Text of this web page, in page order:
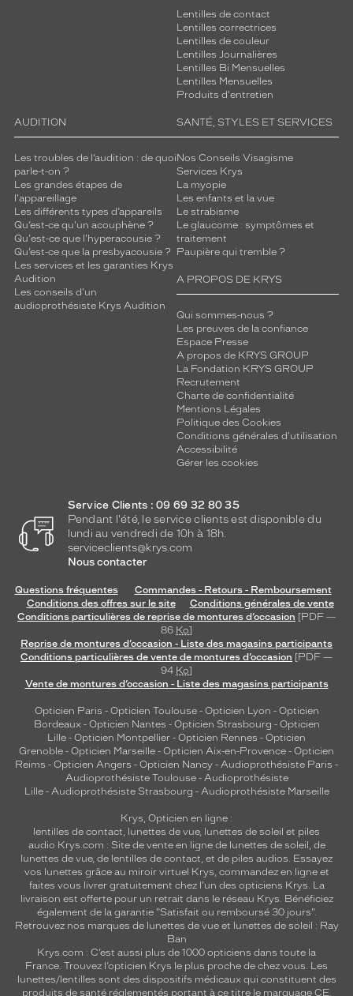
Lentilles de contact
Lentilles correctrices
Lentilles de couleur
Lentilles Journalières
Lentilles Bi Mensuelles
Lentilles Mensuelles
Produits d'entretien
AUDITION
Les troubles de l’audition : de quoi
parle-t-on ?
Les grandes étapes de
l'appareillage
Les différents types d’appareils
Qu’est-ce qu'un acouphène ?
Qu'est-ce que l'hyperacousie ?
Qu’est-ce que la presbyacousie ?
Les services et les garanties Krys
Audition
Les conseils d'un
audioprothésiste Krys Audition
SANTÉ, STYLES ET SERVICES
Nos Conseils Visagisme
Services Krys
La myopie
Les enfants et la vue
Le strabisme
Le glaucome : symptômes et
traitement
Paupière qui tremble ?
A PROPOS DE KRYS
Qui sommes-nous ?
Les preuves de la confiance
Espace Presse
A propos de KRYS GROUP
La Fondation KRYS GROUP
Recrutement
Charte de confidentialité
Mentions Légales
Politique des Cookies
Conditions générales d'utilisation
Accessibilité
Gérer les cookies
Service Clients : 09 69 32 80 35
Pendant l'été, le service clients est disponible du
lundi au vendredi de 10h à 18h.
serviceclients@krys.com
Nous contacter
Questions fréquentes
Commandes - Retours - Remboursement
Conditions des offres sur le site
Conditions générales de vente
Conditions particulières de reprise de montures d’occasion [PDF —
86 Ko]
Reprise de montures d’occasion - Liste des magasins participants
Conditions particulières de vente de montures d’occasion [PDF —
94 Ko]
Vente de montures d’occasion - Liste des magasins participants
Opticien Paris - Opticien Toulouse- Opticien Lyon - Opticien
Bordeaux- Opticien Nantes - Opticien Strasbourg - Opticien
Lille - Opticien Montpellier - Opticien Rennes - Opticien
Grenoble - Opticien Marseille - Opticien Aix-en-Provence - Opticien
Reims - Opticien Angers - Opticien Nancy - Audioprothésiste Paris -
Audioprothésiste Toulouse- Audioprothésiste
Lille- Audioprothésiste Strasbourg - Audioprothésiste Marseille
Krys, Opticien en ligne :
lentilles de contact, lunettes de vue, lunettes de soleil et piles
audio Krys.com : Site de vente en ligne de lunettes de soleil, de
lunettes de vue, de lentilles de contact, et de piles audios. Essayez
vos lunettes grâce au miroir virtuel Krys, commandez en ligne et
faites vous livrer gratuitement chez l'un des opticiens Krys. La
livraison est offerte pour un retrait dans le réseau Krys. Bénéficiez
également de la garantie "Satisfait ou remboursé 30 jours".
Retrouvez nos marques de lunettes de vue et lunettes de soleil : Ray
Ban
Krys.com : C’est aussi plus de 1000 opticiens dans toute la
France. Trouvez l’opticien Krys le plus proche de chez vous. Les
lunettes/lentilles sont des dispositifs médicaux qui constituent des
produits de santé réglementés portant à ce titre le marquage CE.